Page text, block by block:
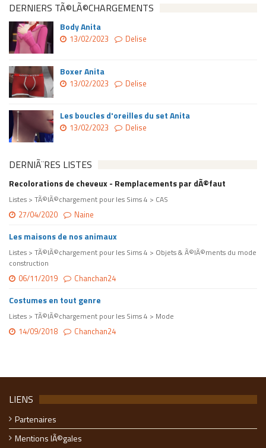
DERNIERS TÃ©LÃ©CHARGEMENTS
Body Anita
13/02/2023 Delise
Boxer Anita
13/02/2023 Delise
Les boucles d'oreilles du set Anita
13/02/2023 Delise
DERNIÃ¨RES LISTES
Recolorations de cheveux - Remplacements par dÃ©faut
Listes > TÃ©lÃ©chargement pour les Sims 4 > CAS
27/04/2020 Naine
Les maisons de nos animaux
Listes > TÃ©lÃ©chargement pour les Sims 4 > Objets & Ã©lÃ©ments du mode
construction
06/11/2019 Chanchan24
Costumes en tout genre
Listes > TÃ©lÃ©chargement pour les Sims 4 > Mode
14/09/2018 Chanchan24
LIENS
Partenaires
Mentions lÃ©gales